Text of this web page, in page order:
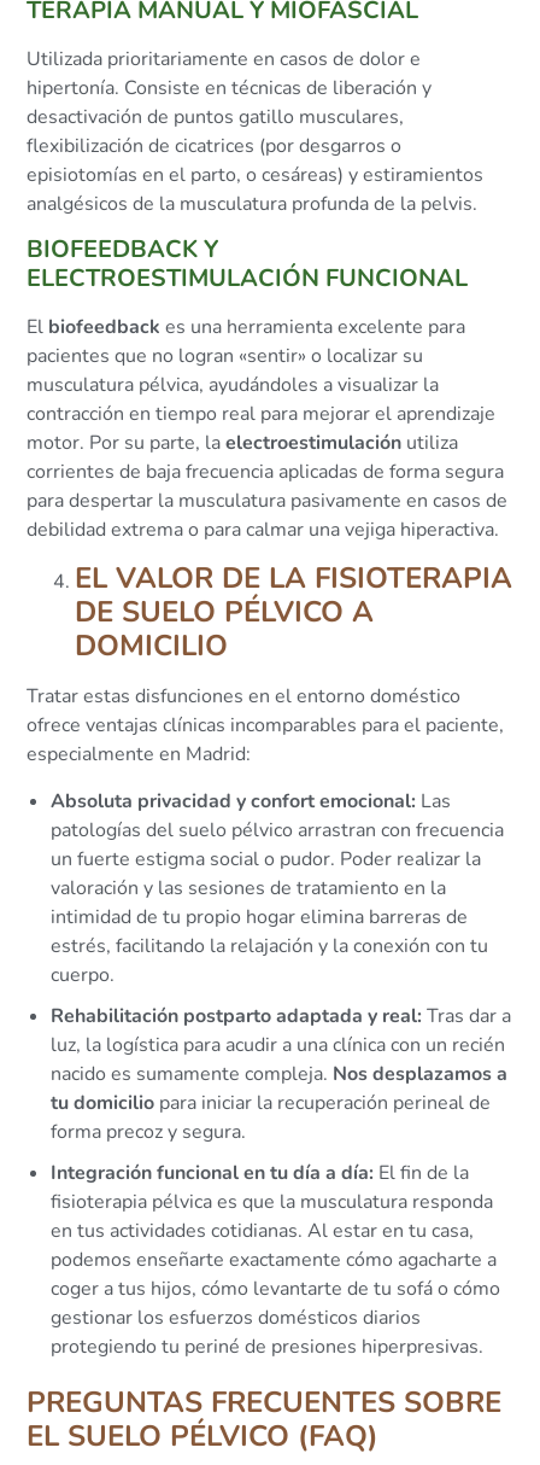
TERAPIA MANUAL Y MIOFASCIAL
Utilizada prioritariamente en casos de dolor e
hipertonía. Consiste en técnicas de liberación y
desactivación de puntos gatillo musculares,
flexibilización de cicatrices (por desgarros o
episiotomías en el parto, o cesáreas) y estiramientos
analgésicos de la musculatura profunda de la pelvis.
BIOFEEDBACK Y
ELECTROESTIMULACIÓN FUNCIONAL
El biofeedback es una herramienta excelente para
pacientes que no logran «sentir» o localizar su
musculatura pélvica, ayudándoles a visualizar la
contracción en tiempo real para mejorar el aprendizaje
motor. Por su parte, laelectroestimulación utiliza
corrientes de baja frecuencia aplicadas de forma segura
para despertar la musculatura pasivamente en casos de
debilidad extrema o para calmar una vejiga hiperactiva.
EL VALOR DE LA FISIOTERAPIA
DE SUELO PÉLVICO A
DOMICILIO
Tratar estas disfunciones en el entorno doméstico
ofrece ventajas clínicas incomparables para el paciente,
especialmente en Madrid:
Absoluta privacidad y confort emocional: Las
patologías del suelo pélvico arrastran con frecuencia
un fuerte estigma social o pudor. Poder realizar la
valoración y las sesiones de tratamiento en la
intimidad de tu propio hogar elimina barreras de
estrés, facilitando la relajación y la conexión con tu
cuerpo.
Rehabilitación postparto adaptada y real: Tras dar a
luz, la logística para acudir a una clínica con un recién
nacido es sumamente compleja. Nos desplazamos a
tu domicilio para iniciar la recuperación perineal de
forma precoz y segura.
Integración funcional en tu día a día: El fin de la
fisioterapia pélvica es que la musculatura responda
en tus actividades cotidianas. Al estar en tu casa,
podemos enseñarte exactamente cómo agacharte a
coger a tus hijos, cómo levantarte de tu sofá o cómo
gestionar los esfuerzos domésticos diarios
protegiendo tu periné de presiones hiperpresivas.
PREGUNTAS FRECUENTES SOBRE
EL SUELO PÉLVICO (FAQ)